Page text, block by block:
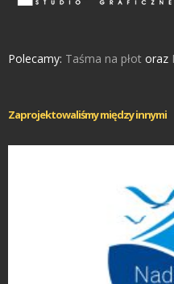
Polecamy: Taśma na płot oraz
Zaprojektowaliśmy między innymi